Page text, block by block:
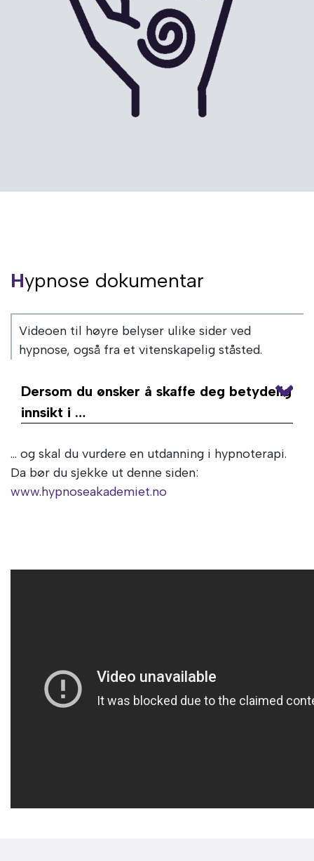
Hypnose dokumentar
Videoen til høyre belyser ulike sider ved
hypnose, også fra et vitenskapelig ståsted.
Dersom du ønsker å skaffe deg betydelig
innsikt i …
vondt)
Hvordan vi kan ta styringen over vårt
emosjonelle kontrollpanel
overstyrer fornuften vår
Osv.
… og skal du vurdere en utdanning i hypnoterapi.
Da bør du sjekke ut denne siden:
www.hypnoseakademiet.no